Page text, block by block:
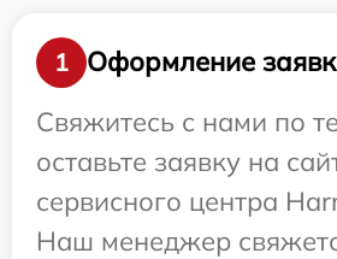
1
Оформление
Свяжитесь с нами по
оставьте заявку на
сервисного центра
Наш менеджер